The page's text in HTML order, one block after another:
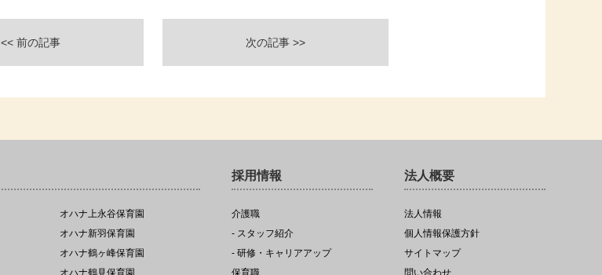
<< 前の記事 次の記事 >>
オハナ上永谷保育園
オハナ新羽保育園
オハナ鶴ヶ峰保育園
オハナ鶴見保育園
採用情報
介護職
- スタッフ紹介
- 研修・キャリアアップ
保育職
法人概要
法人情報
個人情報保護方針
サイトマップ
問い合わせ